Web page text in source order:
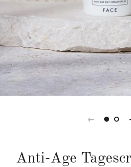
Anti-Age